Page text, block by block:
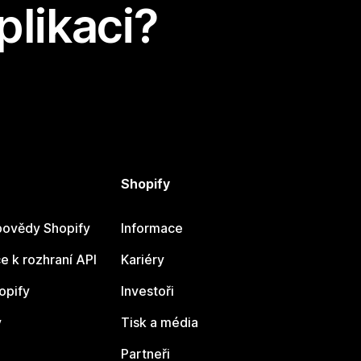
Shopify
k rozhraní API
Shopify
Informace
Kariéry
Investoři
Tisk a média
Partneři